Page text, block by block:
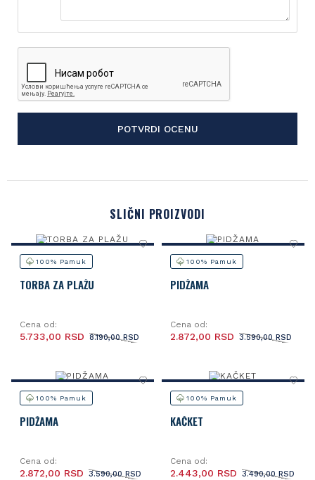
POTVRDI OCENU
SLIČNI PROIZVODI
100% Pamuk
TORBA ZA PLAŽU
Cena od:
8.190,00 RSD
5.733,00 RSD
100% Pamuk
PIDŽAMA
Cena od:
3.590,00 RSD
2.872,00 RSD
100% Pamuk
PIDŽAMA
Cena od:
3.590,00 RSD
2.872,00 RSD
100% Pamuk
KAČKET
Cena od:
3.490,00 RSD
2.443,00 RSD